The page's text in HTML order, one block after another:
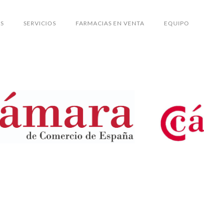
SERVICIOS FARMACIAS EN VENTA EQUIPO